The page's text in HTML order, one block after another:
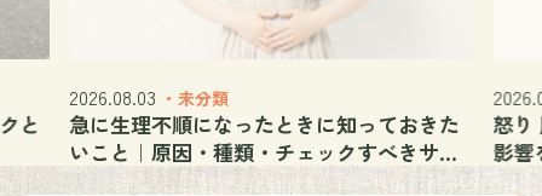
と
2026.08.03 ・未分類
急に生理不順になったときに知っておきた
いこと｜原因・種類・チェックすべきサイ
ン
怒り
影響